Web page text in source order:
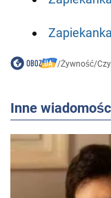
/Żywność/
Inne